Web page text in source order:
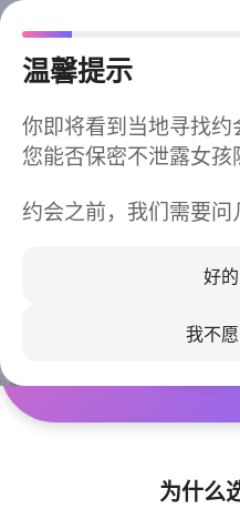
温馨提示
你即将看到当地寻找约
您能否保密不泄露女孩
约会之前，我们需要问
好的
我不
今晚
同城快速匹配
立
为什么